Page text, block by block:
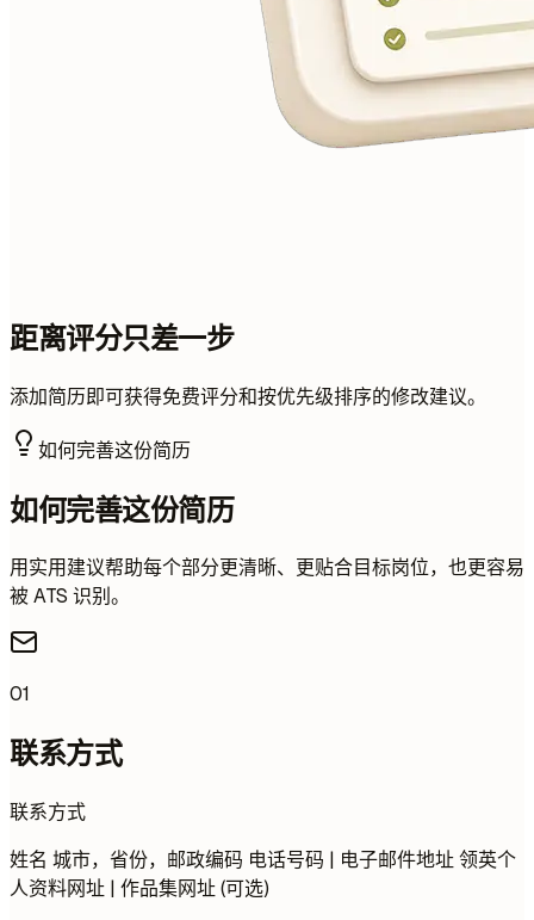
距离评分只差一步
添加简历即可获得免费评分和按优先级排序的修改建议。
如何完善这份简历
如何完善这份简历
用实用建议帮助每个部分更清晰、更贴合目标岗位，也更容易
被 ATS 识别。
01
联系方式
联系方式
姓名 城市，省份，邮政编码 电话号码 | 电子邮件地址 领英个
人资料网址 | 作品集网址 (可选)